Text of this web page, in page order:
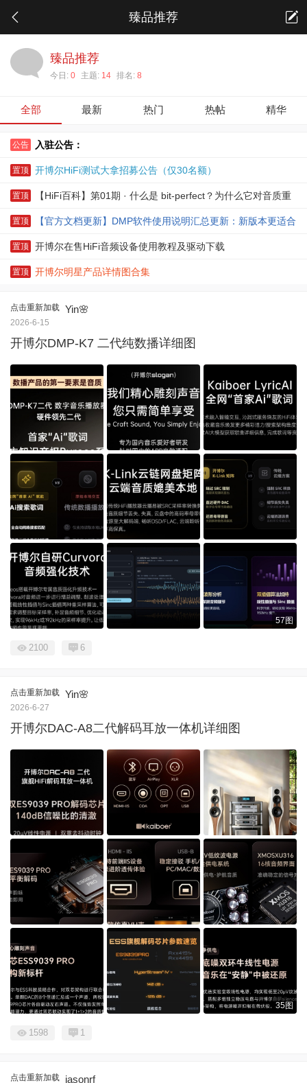
臻品推荐
臻品推荐
今日: 0 主题: 14 排名: 8
全部 最新 热门 热帖 精华
公告 入驻公告：
置顶 开博尔HiFi测试大拿招募公告（仅30名额）
置顶 【HiFi百科】第01期 · 什么是 bit-perfect？为什么它对音质重
要？
置顶 【官方文档更新】DMP软件使用说明汇总更新：新版本更适合
快速上手
置顶 开博尔在售HiFi音频设备使用教程及驱动下载
置顶 开博尔明星产品详情图合集
点击重新加载 Yin🌸
2026-6-15
开博尔DMP-K7 二代纯数播详细图
57图
2100 6
点击重新加载 Yin🌸
2026-6-27
开博尔DAC-A8二代解码耳放一体机详细图
35图
1598 1
点击重新加载 jasonrf